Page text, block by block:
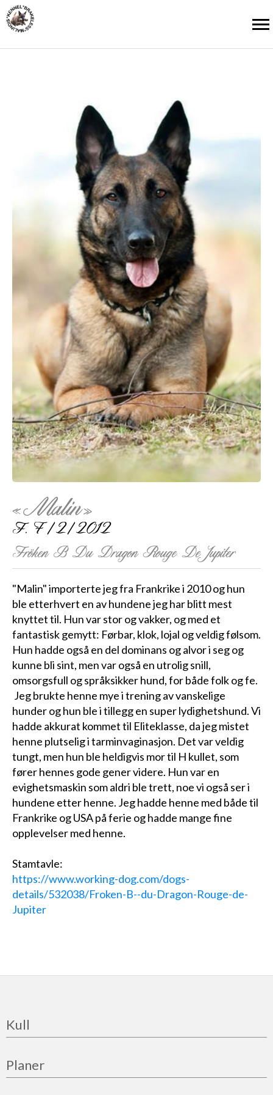
«Malin»
F. 7/2/2012
Fröken B Du Dragon Rouge De Jupiter
"Malin" importerte jeg fra Frankrike i 2010 og hun
ble etterhvert en av hundene jeg har blitt mest
knyttet til. Hun var stor og vakker, og med et
fantastisk gemytt: Førbar, klok, lojal og veldig følsom.
Hun hadde også en del dominans og alvor i seg og
kunne bli sint, men var også en utrolig snill,
omsorgsfull og språksikker hund, for både folk og fe.
Jeg brukte henne mye i trening av vanskelige
hunder og hun ble i tillegg en super lydighetshund. Vi
hadde akkurat kommet til Eliteklasse, da jeg mistet
henne plutselig i tarminvaginasjon. Det var veldig
tungt, men hun ble heldigvis mor til H kullet, som
fører hennes gode gener videre. Hun var en
evighetsmaskin som aldri ble trett, noe vi også ser i
hundene etter henne. Jeg hadde henne med både til
Frankrike og USA på ferie og hadde mange fine
opplevelser med henne.
Stamtavle:
https://www.working-dog.com/dogs-
details/532038/Froken-B--du-Dragon-Rouge-de-
Jupiter
Kull
Planer